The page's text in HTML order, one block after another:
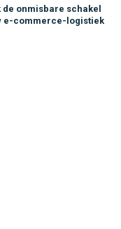
de onmisbare schakel
e-commerce-logistiek
commerce-logistiek